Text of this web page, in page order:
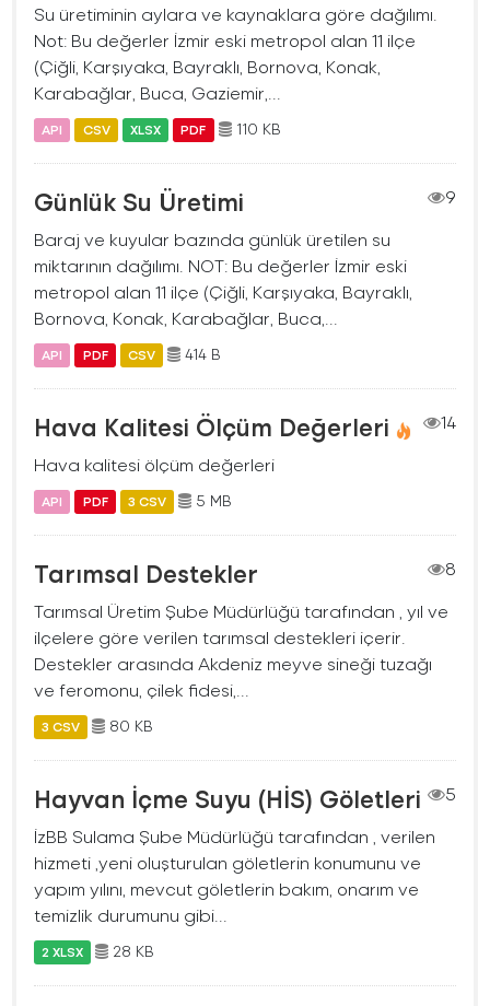
Su üretiminin aylara ve kaynaklara göre dağılımı.
Not: Bu değerler İzmir eski metropol alan 11 ilçe
(Çiğli, Karşıyaka, Bayraklı, Bornova, Konak,
Karabağlar, Buca, Gaziemir,...
API CSV XLSX PDF 110 KB
Günlük Su Üretimi
9
Baraj ve kuyular bazında günlük üretilen su
miktarının dağılımı. NOT: Bu değerler İzmir eski
metropol alan 11 ilçe (Çiğli, Karşıyaka, Bayraklı,
Bornova, Konak, Karabağlar, Buca,...
API PDF CSV 414 B
Hava Kalitesi Ölçüm Değerleri
14
Hava kalitesi ölçüm değerleri
API PDF 3 CSV 5 MB
Tarımsal Destekler
8
Tarımsal Üretim Şube Müdürlüğü tarafından , yıl ve
ilçelere göre verilen tarımsal destekleri içerir.
Destekler arasında Akdeniz meyve sineği tuzağı
ve feromonu, çilek fidesi,...
3 CSV 80 KB
Hayvan İçme Suyu (HİS) Göletleri
5
İzBB Sulama Şube Müdürlüğü tarafından , verilen
hizmeti ,yeni oluşturulan göletlerin konumunu ve
yapım yılını, mevcut göletlerin bakım, onarım ve
temizlik durumunu gibi...
2 XLSX 28 KB